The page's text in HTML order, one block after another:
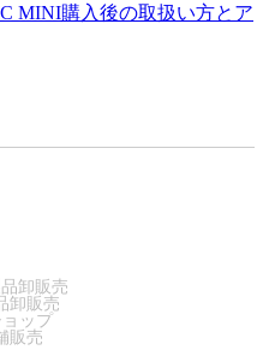
MINI購入後の取扱い方とア
卸販売
卸販売
ップ
販売